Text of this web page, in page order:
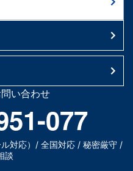
い合わせ
077
対応）/ 全国対応 / 秘密厳守 /
談